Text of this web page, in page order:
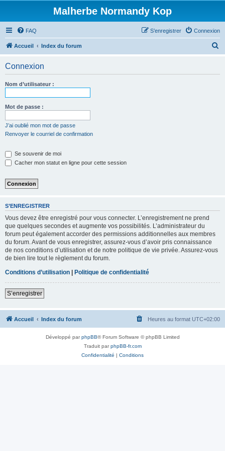
Malherbe Normandy Kop
FAQ Connexion
S’enregistrer
Accueil Index du forum
Connexion
Nom d’utilisateur :
Mot de passe :
J’ai oublié mon mot de passe
Renvoyer le courriel de confirmation
Se souvenir de moi
Cacher mon statut en ligne pour cette session
S’ENREGISTRER
Vous devez être enregistré pour vous connecter. L’enregistrement ne prend
que quelques secondes et augmente vos possibilités. L’administrateur du
forum peut également accorder des permissions additionnelles aux membres
du forum. Avant de vous enregistrer, assurez-vous d’avoir pris connaissance
de nos conditions d’utilisation et de notre politique de vie privée. Assurez-vous
de bien lire tout le règlement du forum.
Conditions d’utilisation | Politique de confidentialité
S’enregistrer
Accueil Index du forum Heures au format UTC+02:00
Développé parphpBB® Forum Software © phpBB Limited
Traduit parphpBB-fr.com
Confidentialité | Conditions